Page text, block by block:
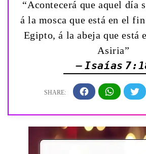
“Acontecerá que aquel día
á la mosca que está en el
Egipto, á la abeja que está
Asiria”
— Isaías